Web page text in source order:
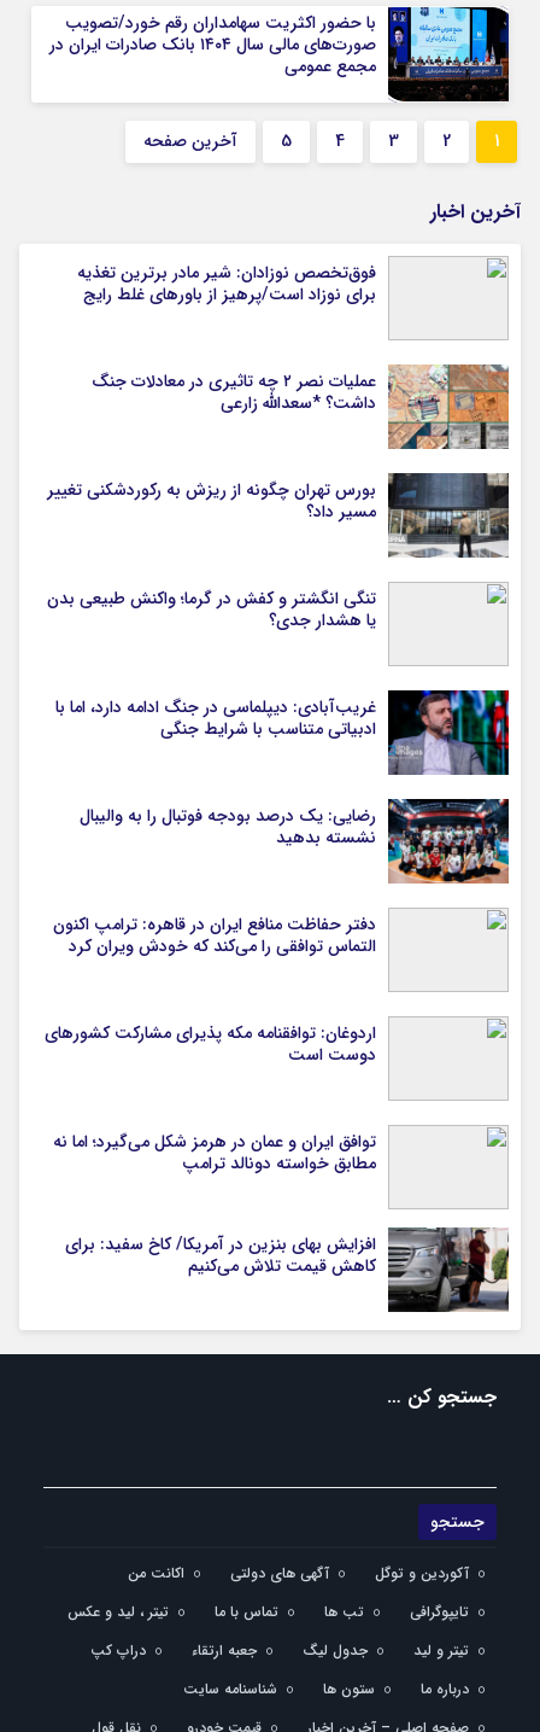
با حضور اکثریت سهامداران رقم خورد/تصویب
صورت‌های مالی سال ۱۴۰۴ بانک صادرات ایران در
مجمع عمومی
1
2
3
4
5 آخرین صفحه
آخرین اخبار
فوق‌تخصص نوزادان: شیر مادر برترین تغذیه
برای نوزاد است/پرهیز از باورهای غلط رایج
عملیات نصر ۲ چه تاثیری در معادلات جنگ
داشت؟ *سعدالله زارعی
بورس تهران چگونه از ریزش به رکوردشکنی تغییر
مسیر داد؟
تنگی انگشتر و کفش در گرما؛ واکنش طبیعی بدن
یا هشدار جدی؟
غریب‌آبادی: دیپلماسی در جنگ ادامه دارد، اما با
ادبیاتی متناسب با شرایط جنگی
رضایی: یک درصد بودجه فوتبال را به والیبال
نشسته بدهید
دفتر حفاظت منافع ایران در قاهره: ترامپ اکنون
التماس توافقی را می‌کند که خودش ویران کرد
اردوغان: توافقنامه مکه پذیرای مشارکت کشورهای
دوست است
توافق ایران و عمان در هرمز شکل می‌گیرد؛ اما نه
مطابق خواسته دونالد ترامپ
افزایش بهای بنزین در آمریکا/ کاخ سفید: برای
کاهش قیمت تلاش می‌کنیم
جستجو کن …
آکوردین و توگل آگهی های دولتی
اکانت من
تایپوگرافی
تب ها تماس با ما
تیتر ، لید و عکس
تیتر و لید
جدول لیگ جعبه ارتقاء
دراپ کپ
درباره ما
ستون ها
شناسنامه سایت